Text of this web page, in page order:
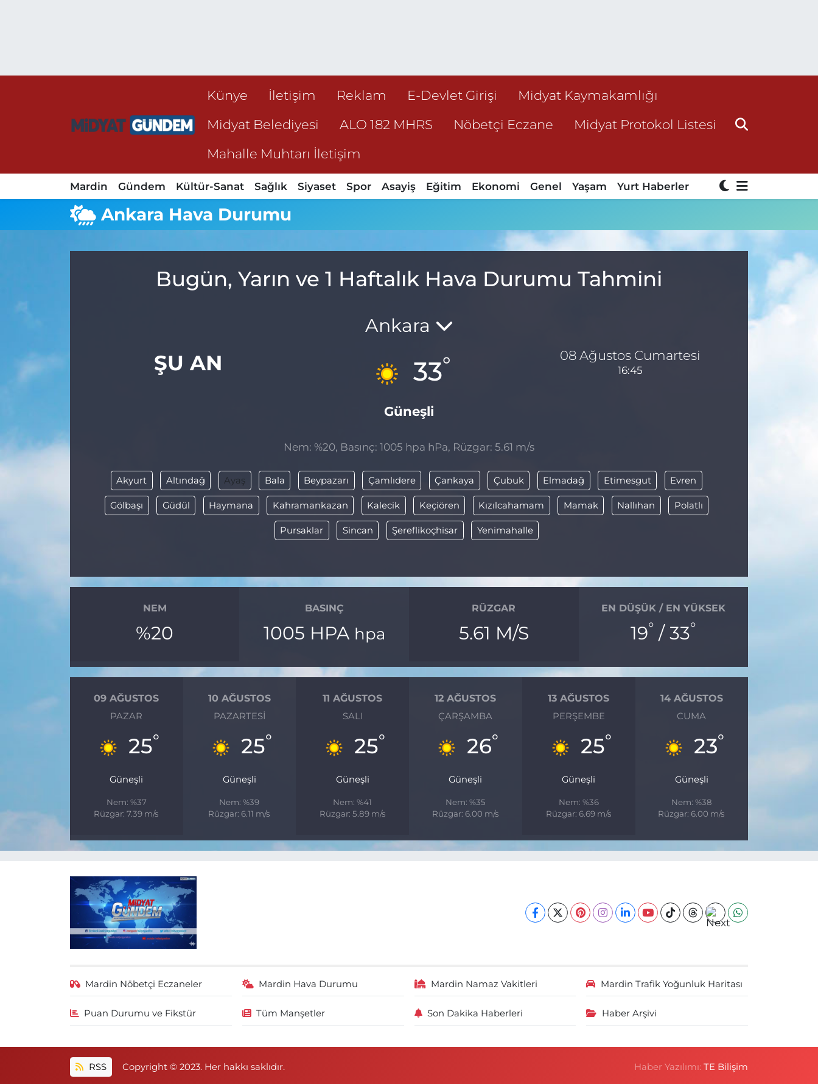
Künye İletişim Reklam E-Devlet Girişi
Midyat Kaymakamlığı
Midyat Belediyesi
ALO 182 MHRS Nöbetçi Eczane
Midyat Protokol Listesi
Mahalle Muhtarı İletişim
Mardin Gündem Kültür-Sanat Sağlık Siyaset Spor Asayiş Eğitim Ekonomi Genel Yaşam Yurt Haberler
Ankara Hava Durumu
Bugün, Yarın ve 1 Haftalık Hava Durumu Tahmini
ŞU AN
Ankara
33°
Güneşli
08 Ağustos Cumartesi
16:45
Nem: %20, Basınç: 1005 hpa hPa, Rüzgar: 5.61 m/s
Akyurt Altındağ Ayaş Bala Beypazarı Çamlıdere Çankaya Çubuk Elmadağ Etimesgut Evren
Gölbaşı Güdül Haymana Kahramankazan Kalecik Keçiören Kızılcahamam Mamak Nallıhan Polatlı
Pursaklar Sincan Şereflikoçhisar Yenimahalle
NEM
%20
BASINÇ
1005 HPA hpa
RÜZGAR
5.61 M/S
EN DÜŞÜK / EN YÜKSEK
19° / 33°
09 AĞUSTOS
PAZAR
25°
Güneşli
Nem: %37
Rüzgar: 7.39 m/s
10 AĞUSTOS
PAZARTESI
25°
Güneşli
Nem: %39
Rüzgar: 6.11 m/s
11 AĞUSTOS
SALI
25°
Güneşli
Nem: %41
Rüzgar: 5.89 m/s
12 AĞUSTOS
ÇARŞAMBA
26°
Güneşli
Nem: %35
Rüzgar: 6.00 m/s
13 AĞUSTOS
PERŞEMBE
25°
Güneşli
Nem: %36
Rüzgar: 6.69 m/s
14 AĞUSTOS
CUMA
23°
Güneşli
Nem: %38
Rüzgar: 6.00 m/s
Mardin Nöbetçi Eczaneler Mardin Hava Durumu Mardin Namaz Vakitleri Mardin Trafik Yoğunluk Haritası
Puan Durumu ve Fikstür Tüm Manşetler Son Dakika Haberleri Haber Arşivi
RSS Copyright © 2023. Her hakkı saklıdır. Haber Yazılımı:TE Bilişim